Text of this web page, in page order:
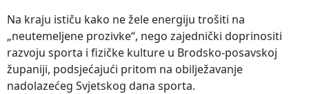
Na kraju ističu kako ne žele energiju trošiti na
„neutemeljene prozivke“, nego zajednički doprinositi
razvoju sporta i fizičke kulture u Brodsko-posavskoj
županiji, podsjećajući pritom na obilježavanje
nadolazećeg Svjetskog dana sporta.